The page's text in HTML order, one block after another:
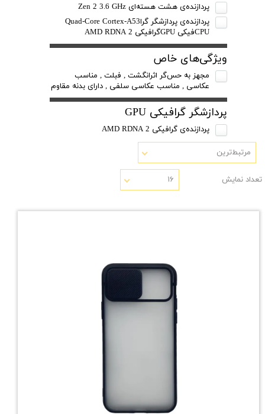
پردازنده‌ی هشت هسته‌ای Zen 2 3.6 GHz
پردازنده‌ی پردازشگر گراQuad-Core Cortex-A53
CPUفیکی GPUگرافیکی AMD RDNA 2
ویژگی‌های خاص
مجهز به حس‌گر اثرانگشت , فبلت , مناسب
عکاسی , مناسب عکاسی سلفی , دارای بدنه مقاوم
پردازشگر گرافیکی GPU
پردازنده‌ی گرافیکی AMD RDNA 2
مرتبط‌ترین
تعداد نمایش ۱۶